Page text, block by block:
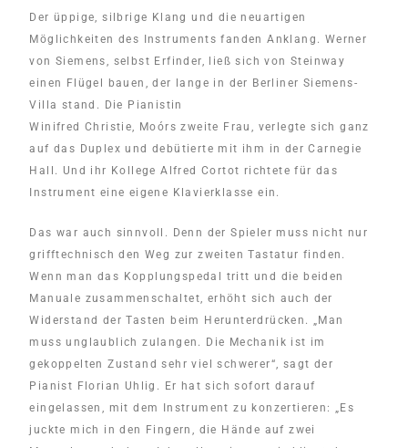
Der üppige, silbrige Klang und die neuartigen
Möglichkeiten des Instruments fanden Anklang. Werner
von Siemens, selbst Erfinder, ließ sich von Steinway
einen Flügel bauen, der lange in der Berliner Siemens-
Villa stand. Die Pianistin
Winifred Christie, Moórs zweite Frau, verlegte sich ganz
auf das Duplex und debütierte mit ihm in der Carnegie
Hall. Und ihr Kollege Alfred Cortot richtete für das
Instrument eine eigene Klavierklasse ein.
Das war auch sinnvoll. Denn der Spieler muss nicht nur
grifftechnisch den Weg zur zweiten Tastatur finden.
Wenn man das Kopplungspedal tritt und die beiden
Manuale zusammenschaltet, erhöht sich auch der
Widerstand der Tasten beim Herunterdrücken. „Man
muss unglaublich zulangen. Die Mechanik ist im
gekoppelten Zustand sehr viel schwerer“, sagt der
Pianist Florian Uhlig. Er hat sich sofort darauf
eingelassen, mit dem Instrument zu konzertieren: „Es
juckte mich in den Fingern, die Hände auf zwei